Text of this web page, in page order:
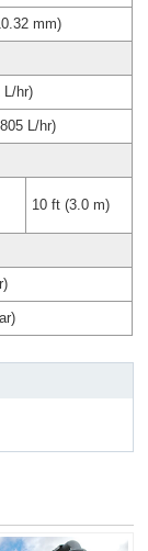
mm)
L/hr)
L/hr)
10 ft (3.0 m)